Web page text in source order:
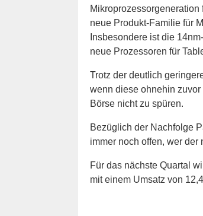
neue Produkt-Familie für
Insbesondere ist die
neue Prozessoren für
Trotz der deutlich
wenn diese ohnehin
Börse nicht zu spüren.
Bezüglich der Nachfolge
immer noch offen, wer
Für das nächste Quartal
mit einem Umsatz von